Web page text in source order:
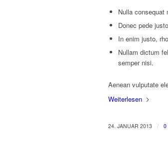
Nulla consequat
Donec pede
In enim justo,
Nullam dictum
semper nisi.
Aenean vulputate
Weiterlesen
24. JANUAR 2013 / 0